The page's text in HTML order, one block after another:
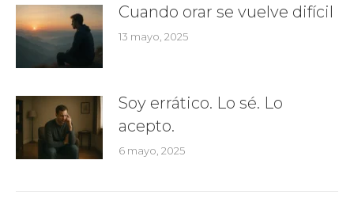
Cuando orar se vuelve difícil
13 mayo, 2025
Soy errático. Lo sé. Lo
acepto.
6 mayo, 2025